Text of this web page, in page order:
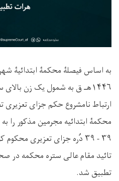
۱۴۴۶هـ ق به شمول یک زن
ارتباط نامشروع حکم جزای
محکمۀ ابتدائیه مجرمين مذکور
۳۹ - ٣٩ دُره جزای تعزیری
تائيد مقام عالی ستره محکمه در
تطبيق شد.